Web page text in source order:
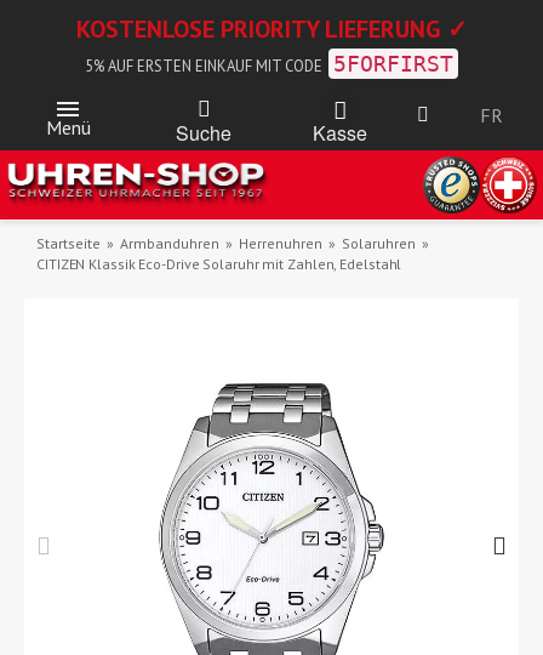
KOSTENLOSE PRIORITY LIEFERUNG ✓
5% AUF ERSTEN EINKAUF MIT CODE 5FORFIRST
Menü Suche Kasse
FR
Startseite Armbanduhren Herrenuhren
Solaruhren
CITIZEN Klassik Eco-Drive Solaruhr mit Zahlen, Edelstahl